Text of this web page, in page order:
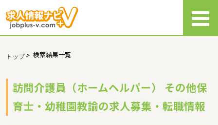
トップ> 検索結果一覧
訪問介護員（ホームヘルパー） その他保
育士・幼稚園教諭の求人募集・転職情報